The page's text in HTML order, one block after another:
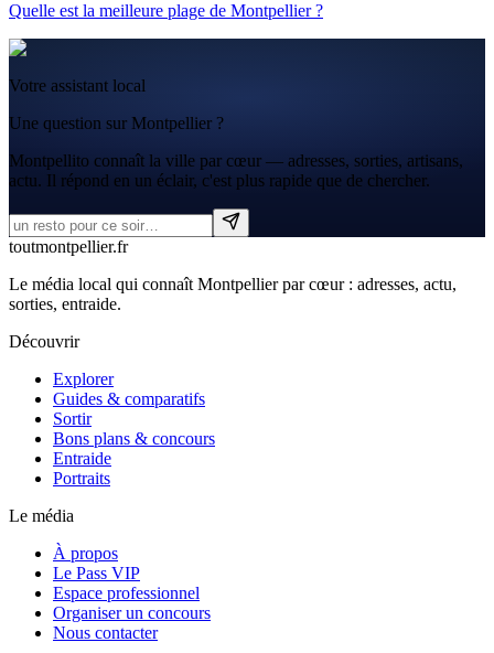
Quelle est la meilleure plage de Montpellier ?
Votre assistant local
Une question sur Montpellier ?
Montpellito connaît la ville par cœur — adresses, sorties, artisans,
actu. Il répond en un éclair, c'est plus rapide que de chercher.
toutmontpellier.fr
Le média local qui connaît Montpellier par cœur : adresses, actu,
sorties, entraide.
Découvrir
Explorer
Guides & comparatifs
Sortir
Bons plans & concours
Entraide
Portraits
Le média
À propos
Le Pass VIP
Espace professionnel
Organiser un concours
Nous contacter